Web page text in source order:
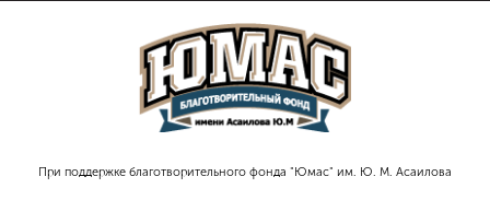
При поддержке благотворительного фонда "Юмас" им. Ю. М. Асаилова